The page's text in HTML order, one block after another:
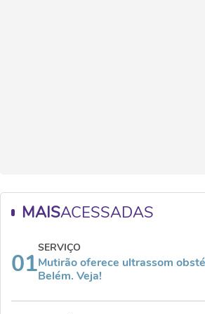
MAISACESSADAS
01
SERVIÇO
Mutirão oferece ultrassom
Belém. Veja!